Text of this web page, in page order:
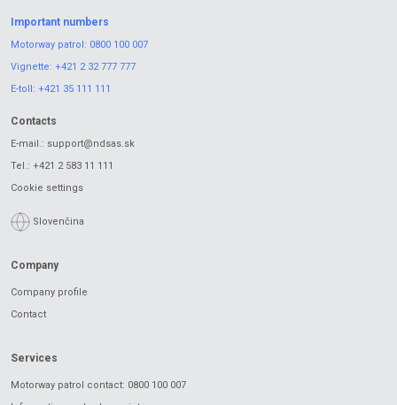
Important numbers
Motorway patrol: 0800 100 007
Vignette: +421 2 32 777 777
E-toll: +421 35 111 111
Contacts
E-mail.: support@ndsas.sk
Tel.: +421 2 583 11 111
Cookie settings
Slovenčina
Company
Company profile
Contact
Services
Motorway patrol contact: 0800 100 007